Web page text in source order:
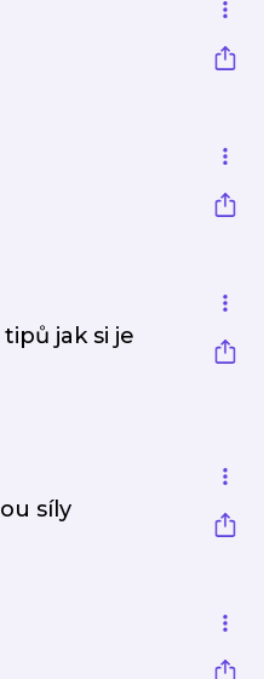
jak si je
síly